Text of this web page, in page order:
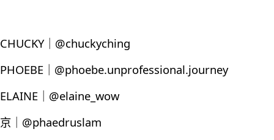
CHUCKY｜@chuckyching
PHOEBE｜@phoebe.unprofessional.journey
ELAINE｜@elaine_wow
京｜@phaedruslam